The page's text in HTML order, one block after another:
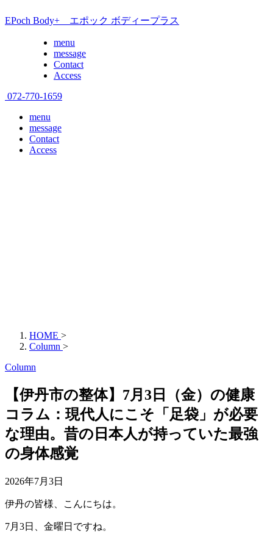
EPoch Body+ エポック ボディープラス
menu
message
Contact
Access
072-770-1659
menu
message
Contact
Access
HOME >
Column >
Column
【伊丹市の整体】7月3日（金）の健康
コラム：現代人にこそ「足袋」が必要
な理由。昔の日本人が持っていた最強
の身体感覚
2026年7月3日
伊丹の皆様、こんにちは。
7月3日、金曜日ですね。